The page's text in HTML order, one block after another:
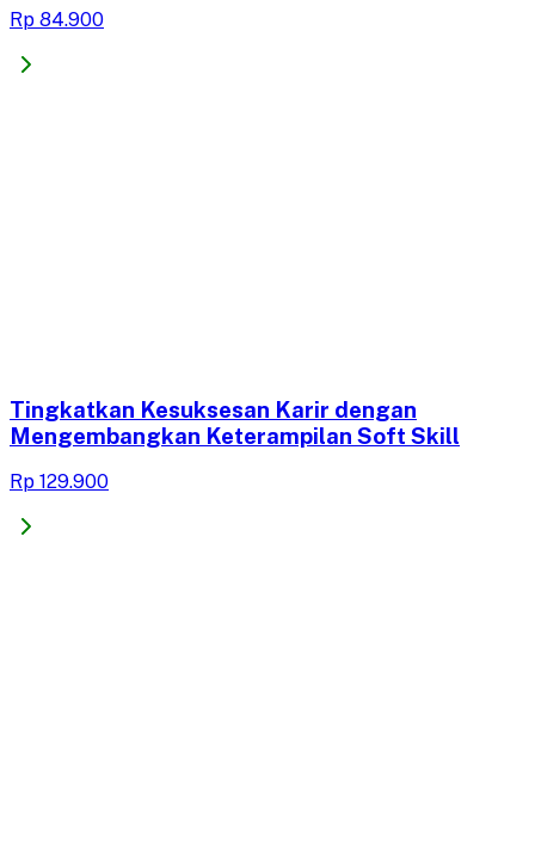
Rp 84.900
Tingkatkan Kesuksesan Karir dengan
Mengembangkan Keterampilan Soft Skill
Rp 129.900